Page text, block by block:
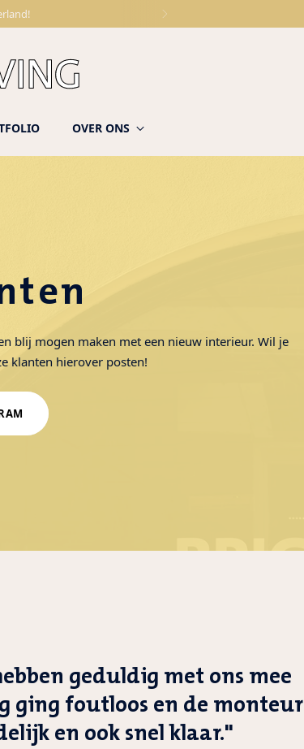
OVER ONS
blij mogen maken met een nieuw interieur. Wil je
klanten hierover posten!
geduldig met ons mee
ging foutloos en de monteur
en ook snel klaar."